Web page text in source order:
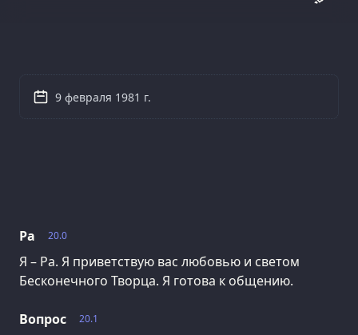
20.0
Ра
Я – Ра. Я приветствую вас любовью и светом
Бесконечного Творца. Я готова к общению.
20.1
Вопрос
9 февраля 1981 г.